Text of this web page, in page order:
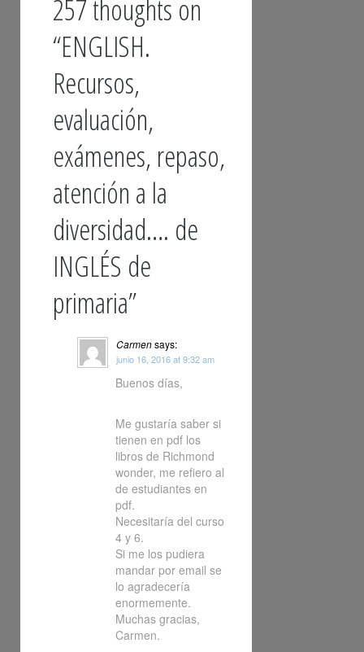
257 thoughts on
“ENGLISH.
Recursos,
evaluación,
exámenes, repaso,
atención a la
diversidad…. de
INGLÉS de
primaria”
Carmensays:
junio 16, 2016 at 9:32 am
Buenos días,
Me gustaría saber si
tienen en pdf los
libros de Richmond
wonder, me refiero al
de estudiantes en
pdf.
Necesitaría del curso
4 y 6.
Si me los pudiera
mandar por email se
lo agradecería
enormemente.
Muchas gracias,
Carmen.